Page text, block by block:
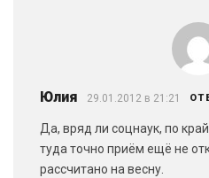
Юлия 29.01.2012 в 21:21
Да, вряд ли соцнаук, по
туда точно приём ещё не
рассчитано на весну.